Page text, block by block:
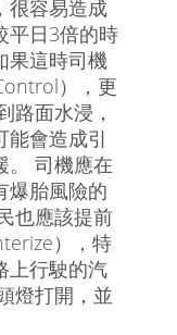
很容易造成
平日3倍的時
果這時司機
），更
路面水浸，
能會造成引
。 司機應在
爆胎風險的
也應該提前
），特
上行駛的汽
燈打開，並